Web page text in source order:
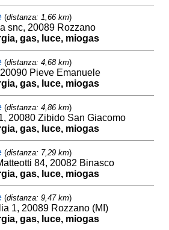
(distanza: 1,66 km)
snc, 20089 Rozzano
gas, luce, miogas
(distanza: 4,68 km)
Pieve Emanuele
gas, luce, miogas
(distanza: 4,86 km)
20080 Zibido San Giacomo
gas, luce, miogas
(distanza: 7,29 km)
84, 20082 Binasco
gas, luce, miogas
(distanza: 9,47 km)
1, 20089 Rozzano (MI)
gas, luce, miogas